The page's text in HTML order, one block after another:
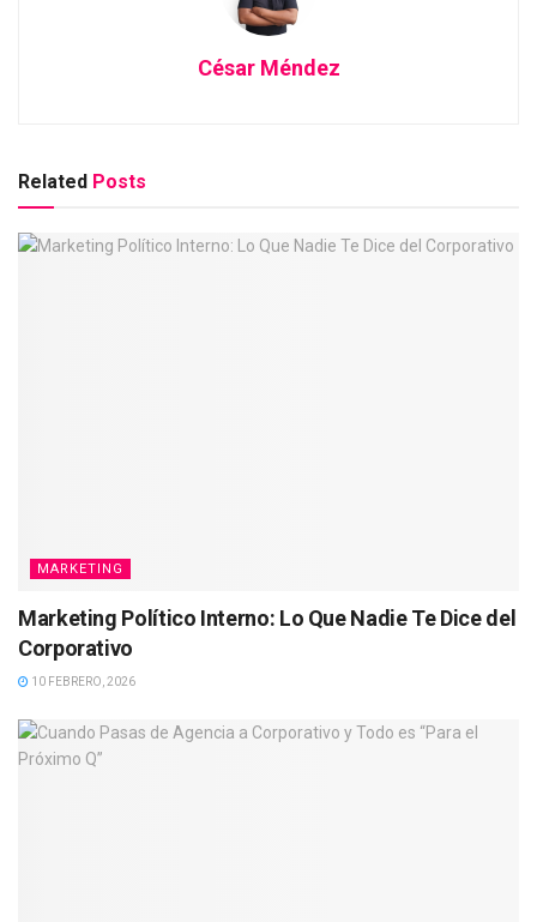
César Méndez
Related Posts
MARKETING
Marketing Político Interno: Lo Que Nadie Te Dice del
Corporativo
10 FEBRERO, 2026